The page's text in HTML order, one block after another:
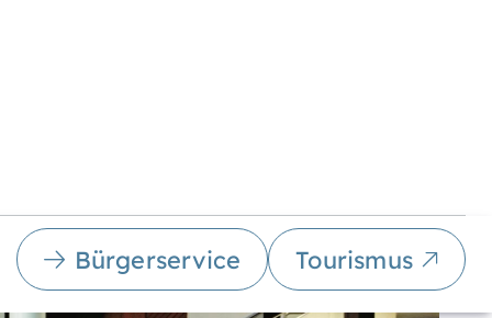
Bürgerservice Tourismus